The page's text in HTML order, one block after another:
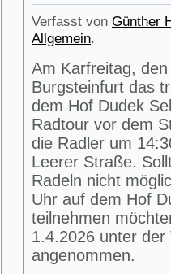
Verfasst von Günther
Allgemein.
Am Karfreitag,
Burgsteinfurt das
dem Hof Dudek
Radtour vor dem
die Radler um
Leerer Straße.
Radeln nicht
Uhr auf dem Hof
teilnehmen
1.4.2026 unter der
angenommen.